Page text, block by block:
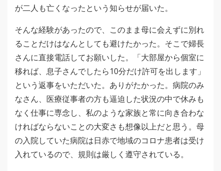
が二人も亡くなったという知らせが届いた。
そんな経験があったので、このまま母に会えずに別れ
ることだけはなんとしても避けたかった。そこで婦長
さんに直接電話してお願いした。「大部屋から個室に
移れば、息子さんでしたら10分だけ許可を出します」
という返事をいただいた。ありがたかった。病院のみ
なさん、医療従事者の方も逼迫した状況の中で休みも
なく仕事に専念し、私のような家族と常に向き合わな
ければならないことの大変さも想像以上だと思う。母
の入院していた病院は日赤で地域のコロナ患者は受け
入れているので、規則は厳しく遵守されている。